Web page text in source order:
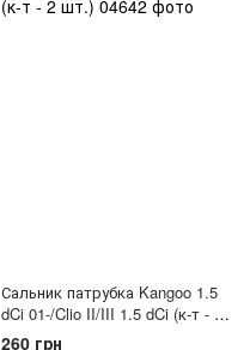
Сальник патрубка Kangoo 1.5
dCi 01-/Clio II/III 1.5 dCi (к-т - 2
шт.)
260 грн